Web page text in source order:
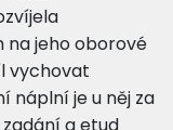
jeho oborové
vychovat
náplní je u něj za